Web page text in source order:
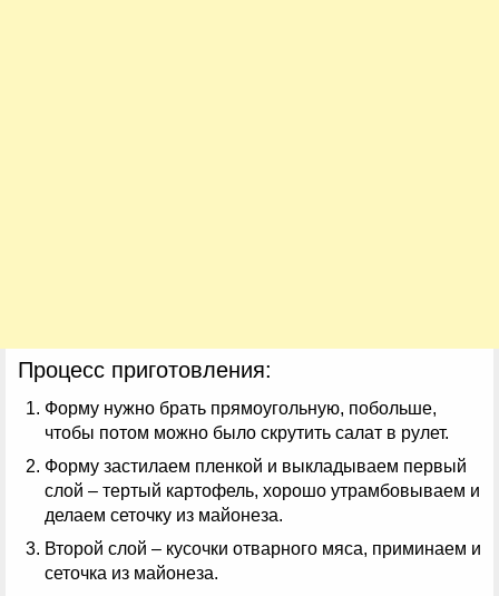
Процесс приготовления:
Форму нужно брать прямоугольную, побольше,
чтобы потом можно было скрутить салат в рулет.
Форму застилаем пленкой и выкладываем первый
слой – тертый картофель, хорошо утрамбовываем и
делаем сеточку из майонеза.
Второй слой – кусочки отварного мяса, приминаем и
сеточка из майонеза.